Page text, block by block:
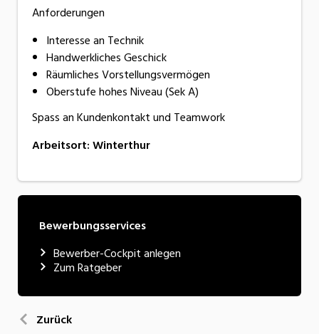
Anforderungen
Interesse an Technik
Handwerkliches Geschick
Räumliches Vorstellungsvermögen
Oberstufe hohes Niveau (Sek A)
Spass an Kundenkontakt und Teamwork
Arbeitsort:Winterthur
Bewerbungsservices
Bewerber-Cockpit anlegen
Zum Ratgeber
Zurück